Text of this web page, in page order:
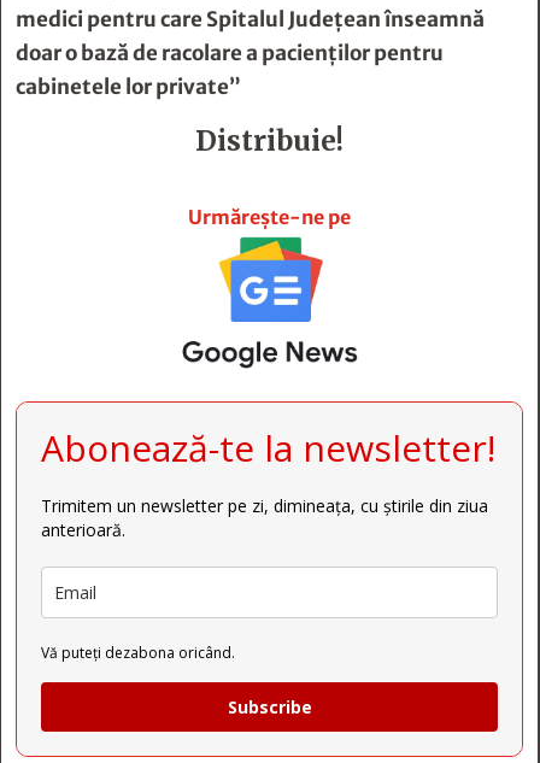
medici pentru care Spitalul Judeţean înseamnă
doar o bază de racolare a pacienţilor pentru
cabinetele lor private”
Distribuie!
Urmărește-ne pe
Abonează-te la newsletter!
Trimitem un newsletter pe zi, dimineața, cu știrile din ziua
anterioară.
Vă puteți dezabona oricând.
Subscribe